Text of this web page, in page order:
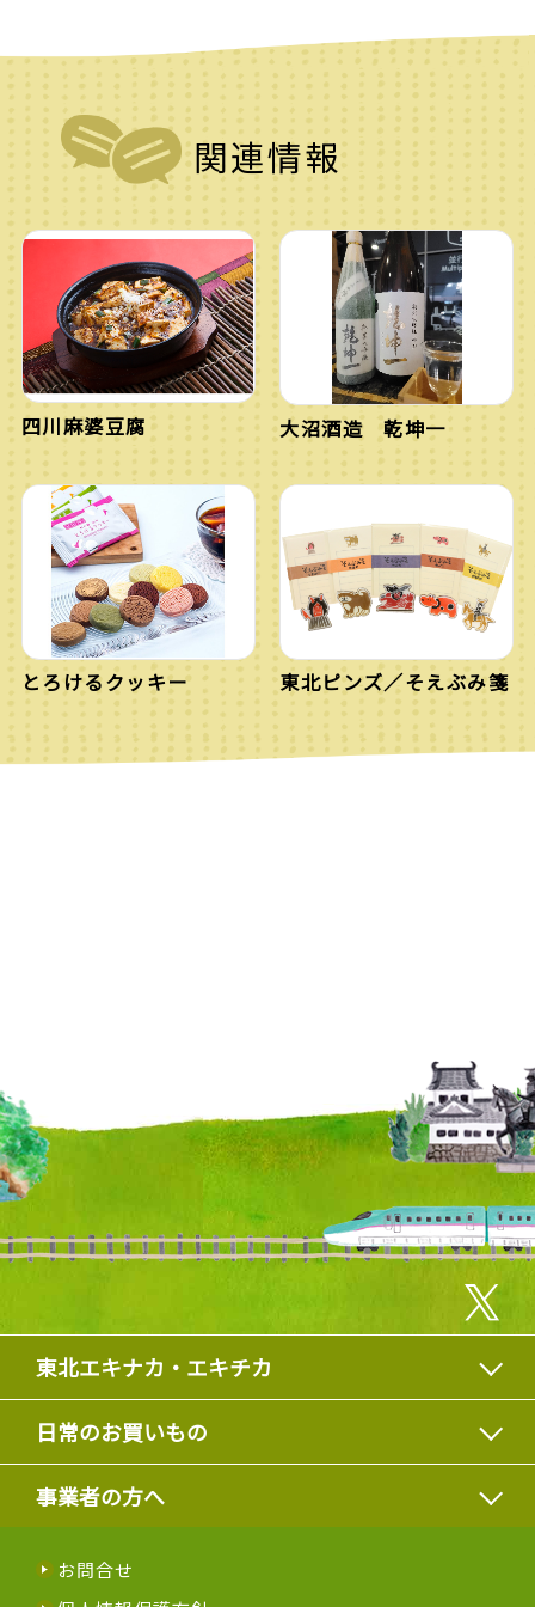
関連情報
四川麻婆豆腐 大沼酒造 乾坤一
とろけるクッキー 東北ピンズ／そえぶみ箋
東北エキナカ・エキチカ
日常のお買いもの
事業者の方へ
お問合せ